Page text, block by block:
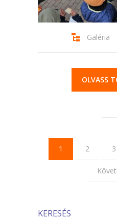
Galéria
OLVASS
1 2 3
KERESÉS